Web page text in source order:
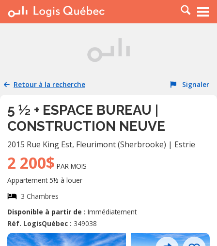
À LOUER
PLACER UNE ANNONCE
RESSOURCES
Retour à la recherche Signaler
5 ½ + ESPACE BUREAU |
CONSTRUCTION NEUVE
2015 Rue King Est, Fleurimont (Sherbrooke) | Estrie
2 200$ PAR MOIS
Appartement 5½ à louer
3 Chambres
Disponible à partir de : Immédiatement
Réf. LogisQuébec : 349038